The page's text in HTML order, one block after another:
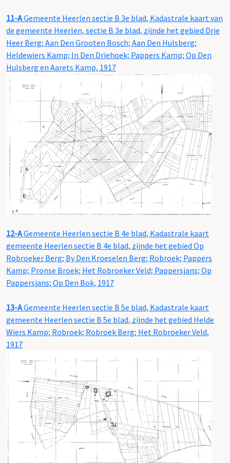
11-AGemeente Heerlen sectie B 3e blad, Kadastrale kaart van
de gemeente Heerlen, sectie B 3e blad, zijnde het gebied Drie
Heer Berg; Aan Den Grooten Bosch; Aan Den Hulsberg;
Heldewiers Kamp; In Den Driehoek; Pappers Kamp; Op Den
Hulsberg en Aarets Kamp, 1917
12-AGemeente Heerlen sectie B 4e blad, Kadastrale kaart
gemeente Heerlen sectie B 4e blad, zijnde het gebied Op
Robroeker Berg; By Den Kroeselen Berg; Robroek; Pappers
Kamp; Pronse Broek; Het Robroeker Veld; Pappersjans; Op
Pappersjans; Op Den Bok, 1917
13-AGemeente Heerlen sectie B 5e blad, Kadastrale kaart
gemeente Heerlen sectie B 5e blad, zijnde het gebied Helde
Wiers Kamp; Robroek; Robroek Berg; Het Robroeker Veld,
1917